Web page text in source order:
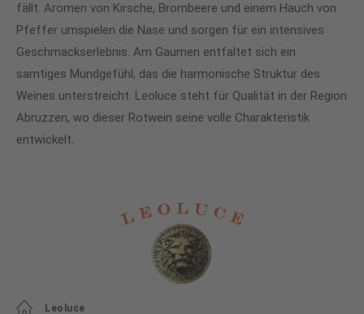
fällt. Aromen von Kirsche, Brombeere und einem Hauch von
Pfeffer umspielen die Nase und sorgen für ein intensives
Geschmackserlebnis. Am Gaumen entfaltet sich ein
samtiges Mundgefühl, das die harmonische Struktur des
Weines unterstreicht. Leoluce steht für Qualität in der Region
Abruzzen, wo dieser Rotwein seine volle Charakteristik
entwickelt.
Leoluce